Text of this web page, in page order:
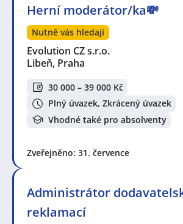
Herní moderátor/ka💸
Nutně vás hledají
Evolution CZ s.r.o.
Libeň, Praha
30 000 – 39 000 Kč
Plný úvazek, Zkrácený úvazek
Vhodné také pro absolventy
Zveřejněno: 31. července
Administrátor
reklamací